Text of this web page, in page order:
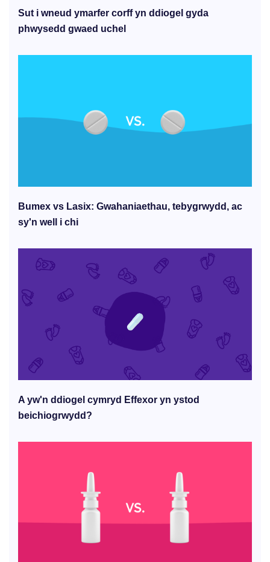
Sut i wneud ymarfer corff yn ddiogel gyda
phwysedd gwaed uchel
Bumex vs Lasix: Gwahaniaethau, tebygrwydd, ac
sy'n well i chi
A yw'n ddiogel cymryd Effexor yn ystod
beichiogrwydd?